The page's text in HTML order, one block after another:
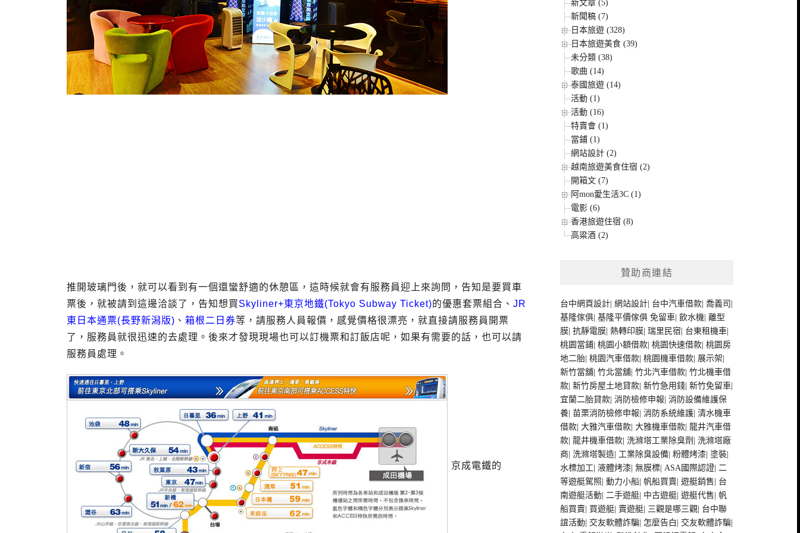
推開玻璃門後，就可以看到有一個還蠻舒適的休憩區，這時候就會有服務員迎上來詢問，告知是要買車
票後，就被請到這邊洽談了，告知想買Skyliner+東京地鐵(Tokyo Subway Ticket)的優惠套票組合、 JR
東日本通票(長野新潟版) 、 箱根二日券等，請服務人員報價，感覺價格很漂亮，就直接請服務員開票
了，服務員就很迅速的去處理。後來才發現現場也可以訂機票和訂飯店呢，如果有需要的話，也可以請
服務員處理。
京成電鐵的
新文章 (5)
新聞稿 (7)
日本旅遊 (328)
日本旅遊美食 (39)
未分類 (38)
歌曲 (14)
泰國旅遊 (14)
活動 (1)
活動 (16)
特賣會 (1)
當鋪 (1)
網站設計 (2)
越南旅遊美食住宿 (2)
開箱文 (7)
阿mon愛生活3C (1)
電影 (6)
香港旅遊住宿 (8)
高粱酒 (2)
贊助商連結
台中網頁設計 |網站設計 台中汽車借款 |喬義司
基隆傢俱 |基隆平價傢俱 免留車 |飲水機 |離型
膜 |抗靜電膜 |熱轉印膜 |瑞里民宿 台東租機車
桃園當鋪 |桃園小額借款 |桃園快速借款 |桃園房
地二胎 |桃園汽車借款 |桃園機車借款 展示架
新竹當舖 |竹北當舖 |竹北汽車借款 |竹北機車借
款 |新竹房屋土地貸款 |新竹急用錢 |新竹免留車
宜蘭二胎貸款 |消防檢修申報 |消防設備維護保
養 |苗栗消防檢修申報 |消防系統維護 |清水機車
借款 |大雅汽車借款 |大雅機車借款 |龍井汽車借
款 |龍井機車借款 洗滌塔工業除臭劑
洗滌塔廠
商 洗滌塔製造 工業除臭設備 |粉體烤漆 |塗裝
水標加工 |液體烤漆 |無膜標 |ASA國際認證 |二
等遊艇駕照 |動力小船 帆船買賣 |遊艇銷售 台
南遊艇活動 |二手遊艇 中古遊艇 |遊艇代售 帆
船買賣 買遊艇 賣遊艇 三觀是哪三觀 台中聯
誼活動 交友軟體詐騙 怎麼告白 交友軟體詐騙